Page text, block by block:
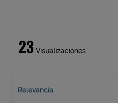
23 Visualizaciones
Relevancia